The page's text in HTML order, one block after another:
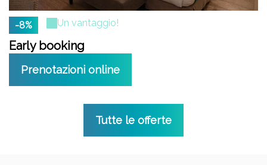
-8% Un vantaggio!
Early booking
Prenotazioni online
Tutte le offerte